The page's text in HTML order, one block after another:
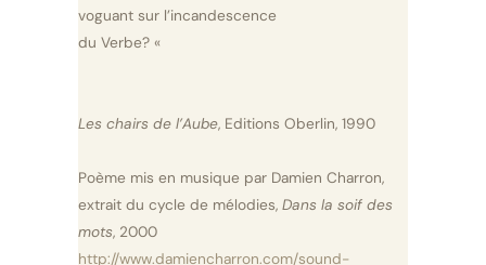
voguant sur l’incandescence
du Verbe? «
Les chairs de l’Aube, Editions Oberlin, 1990
Poème mis en musique par Damien Charron,
extrait du cycle de mélodies, Dans la soif des
mots, 2000
http://www.damiencharron.com/sound-